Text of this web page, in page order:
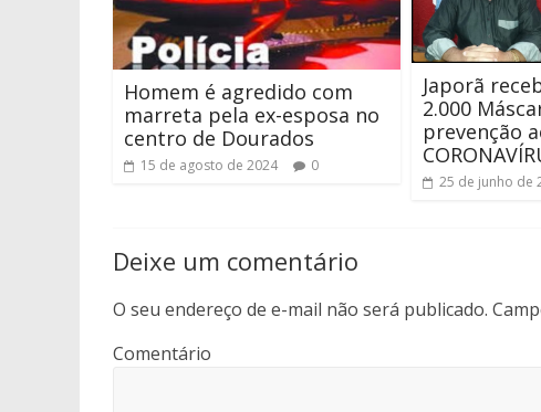
Homem é agredido com
marreta pela ex-esposa no
centro de Dourados
15 de agosto de 2024 0
Japorã
2.000
prevenção
25 de junho de
Deixe um comentário
O seu endereço de e-mail não será publicado.
Comentário